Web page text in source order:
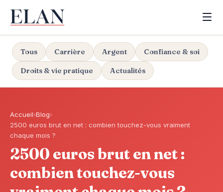
Tous Carrière Argent Confiance & soi
Droits & vie pratique Actualités
Accueil›Blog›
2500 euros brut en net : combien touchez-vous vraiment
chaque mois ?
2500 euros brut en net :
combien touchez-vous